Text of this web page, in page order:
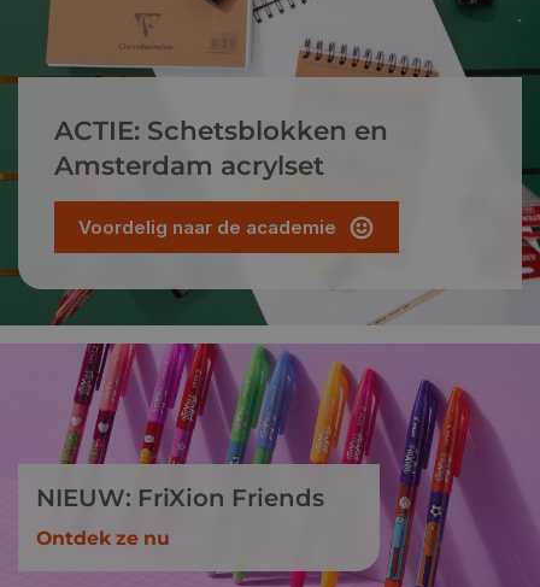
ACTIE: Schetsblokken en
Amsterdam acrylset
Voordelig naar de academie
NIEUW: FriXion Friends
Ontdek ze nu